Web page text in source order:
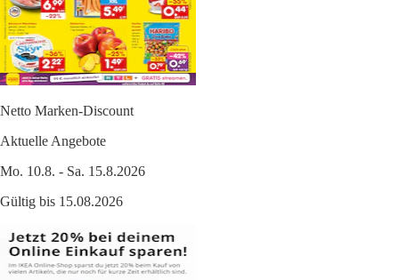
Netto Marken-Discount
Aktuelle Angebote
Mo. 10.8. - Sa. 15.8.2026
Gültig bis 15.08.2026